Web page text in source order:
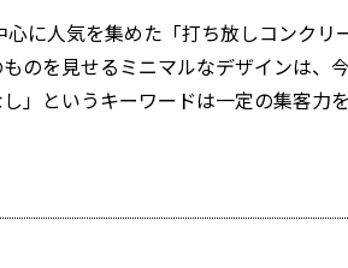
心に人気を集めた「打ち放しコンク
のを見せるミニマルなデザインは、
し」というキーワードは一定の集客力